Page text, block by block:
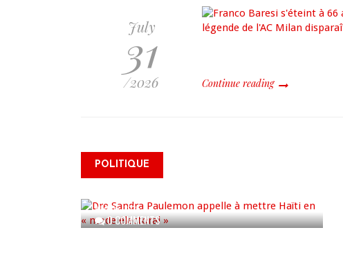
July
31
/2026 Continue reading
POLITIQUE
0 COMMENTS
électoral » à travers une vaste
campagne nationale de
AUG 06, 2026